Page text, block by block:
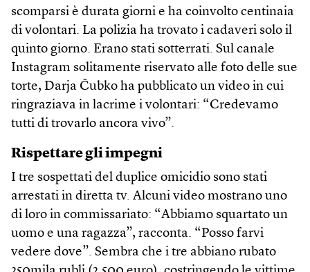
scomparsi è durata giorni e ha coinvolto centinaia
di volontari. La polizia ha trovato i cadaveri solo il
quinto giorno. Erano stati sotterrati. Sul canale
Instagram solitamente riservato alle foto delle sue
torte, Darja Čubko ha pubblicato un video in cui
ringraziava in lacrime i volontari: “Credevamo
tutti di trovarlo ancora vivo”.
Rispettare gli impegni
I tre sospettati del duplice omicidio sono stati
arrestati in diretta tv. Alcuni video mostrano uno
di loro in commissariato: “Abbiamo squartato un
uomo e una ragazza”, racconta. “Posso farvi
vedere dove”. Sembra che i tre abbiano rubato